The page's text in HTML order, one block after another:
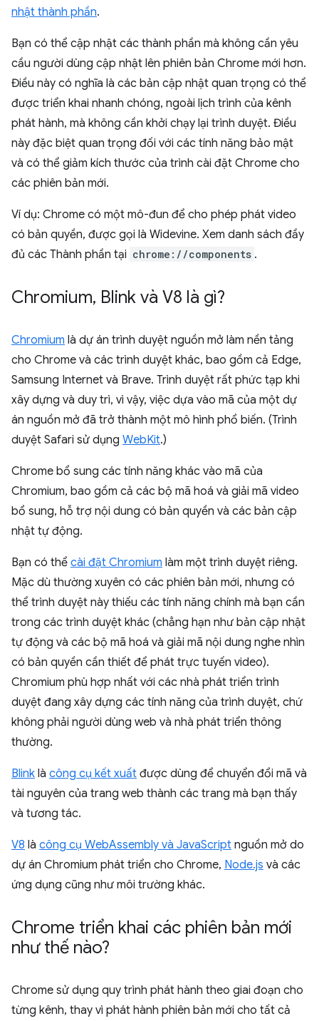
nhật thành phần.
Bạn có thể cập nhật các thành phần mà không cần yêu
cầu người dùng cập nhật lên phiên bản Chrome mới hơn.
Điều này có nghĩa là các bản cập nhật quan trọng có thể
được triển khai nhanh chóng, ngoài lịch trình của kênh
phát hành, mà không cần khởi chạy lại trình duyệt. Điều
này đặc biệt quan trọng đối với các tính năng bảo mật
và có thể giảm kích thước của trình cài đặt Chrome cho
các phiên bản mới.
Ví dụ: Chrome có một mô-đun để cho phép phát video
có bản quyền, được gọi là Widevine. Xem danh sách đầy
đủ các Thành phần tại chrome://components .
Chromium, Blink và V8 là gì?
Chromium là dự án trình duyệt nguồn mở làm nền tảng
cho Chrome và các trình duyệt khác, bao gồm cả Edge,
Samsung Internet và Brave. Trình duyệt rất phức tạp khi
xây dựng và duy trì, vì vậy, việc dựa vào mã của một dự
án nguồn mở đã trở thành một mô hình phổ biến. (Trình
duyệt Safari sử dụng WebKit.)
Chrome bổ sung các tính năng khác vào mã của
Chromium, bao gồm cả các bộ mã hoá và giải mã video
bổ sung, hỗ trợ nội dung có bản quyền và các bản cập
nhật tự động.
Bạn có thể cài đặt Chromium làm một trình duyệt riêng.
Mặc dù thường xuyên có các phiên bản mới, nhưng có
thể trình duyệt này thiếu các tính năng chính mà bạn cần
trong các trình duyệt khác (chẳng hạn như bản cập nhật
tự động và các bộ mã hoá và giải mã nội dung nghe nhìn
có bản quyền cần thiết để phát trực tuyến video).
Chromium phù hợp nhất với các nhà phát triển trình
duyệt đang xây dựng các tính năng của trình duyệt, chứ
không phải người dùng web và nhà phát triển thông
thường.
Blink là công cụ kết xuất được dùng để chuyển đổi mã và
tài nguyên của trang web thành các trang mà bạn thấy
và tương tác.
V8 là công cụ WebAssembly và JavaScript nguồn mở do
dự án Chromium phát triển cho Chrome, Node.js và các
ứng dụng cũng như môi trường khác.
Chrome triển khai các phiên bản mới
như thế nào?
Chrome sử dụng quy trình phát hành theo giai đoạn cho
từng kênh, thay vì phát hành phiên bản mới cho tất cả